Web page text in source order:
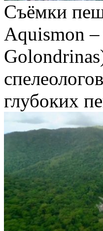
Съёмки
Aquismon –
глубоких